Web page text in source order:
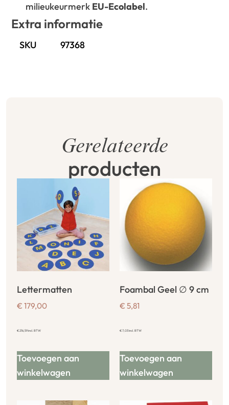
milieukeurmerk EU-Ecolabel.
Extra informatie
SKU 97368
Gerelateerde
producten
Lettermatten
€ 179,00
€216,59incl. BTW
Toevoegen aan
winkelwagen
Foambal Geel ∅ 9 cm
€ 5,81
€7,03incl. BTW
Toevoegen aan
winkelwagen